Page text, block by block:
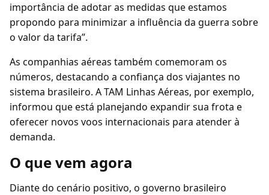
importância de adotar as medidas que estamos
propondo para minimizar a influência da guerra sobre
o valor da tarifa”.
As companhias aéreas também comemoram os
números, destacando a confiança dos viajantes no
sistema brasileiro. A TAM Linhas Aéreas, por exemplo,
informou que está planejando expandir sua frota e
oferecer novos voos internacionais para atender à
demanda.
O que vem agora
Diante do cenário positivo, o governo brasileiro